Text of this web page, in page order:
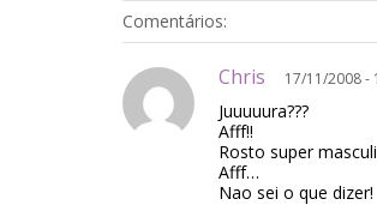
Comentários:
Chris 17/11/2008 -
Juuuuura???
Afff!!
Rosto super
Afff…
Nao sei o que dizer!